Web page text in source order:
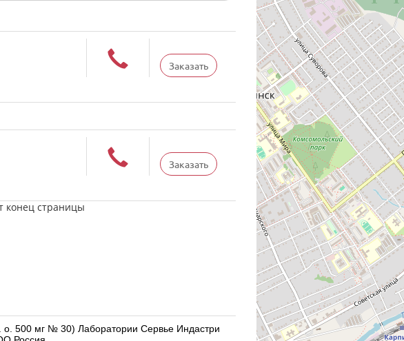
Заказать
Заказать
конец страницы
о. 500 мг № 30) Лаборатории Сервье Индастри